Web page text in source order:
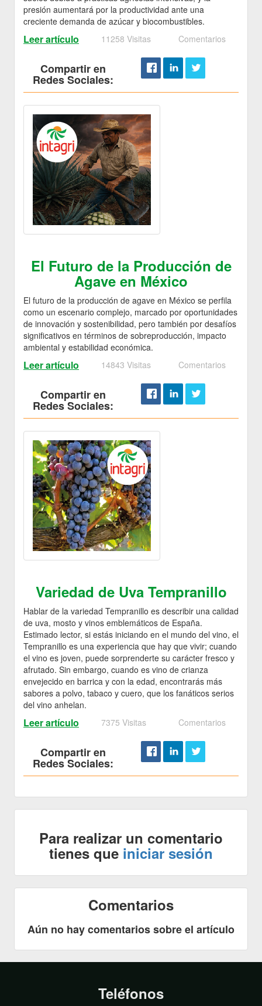
presión aumentará por la productividad ante una
creciente demanda de azúcar y biocombustibles.
Leer artículo 11258 Visitas Comentarios
Compartir en
Redes Sociales:
El Futuro de la Producción de
Agave en México
El futuro de la producción de agave en México se perfila
como un escenario complejo, marcado por oportunidades
de innovación y sostenibilidad, pero también por desafíos
significativos en términos de sobreproducción, impacto
ambiental y estabilidad económica.
Leer artículo 14843 Visitas Comentarios
Compartir en
Redes Sociales:
Variedad de Uva Tempranillo
Hablar de la variedad Tempranillo es describir una calidad
de uva, mosto y vinos emblemáticos de España.
Estimado lector, si estás iniciando en el mundo del vino, el
Tempranillo es una experiencia que hay que vivir; cuando
el vino es joven, puede sorprenderte su carácter fresco y
afrutado. Sin embargo, cuando es vino de crianza
envejecido en barrica y con la edad, encontrarás más
sabores a polvo, tabaco y cuero, que los fanáticos serios
del vino anhelan.
Leer artículo 7375 Visitas Comentarios
Compartir en
Redes Sociales:
Para realizar un comentario
tienes que iniciar sesión
Comentarios
Aún no hay comentarios sobre el artículo
Teléfonos